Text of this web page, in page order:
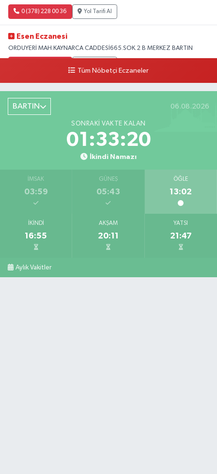
0 (378) 228 00 36 Yol Tarifi Al
Esen Eczanesi
ORDUYERİ MAH.KAYNARCA CADDESİ665.SOK.2 B MERKEZ BARTIN
Şiremirçavuş Mahallesi, Kırıkçı Zeliha Ana Sokak No:20 8 Merkez Bartın
0 (378) 227 85 45
Tüm Nöbetçi Eczaneler
BARTIN 06.08.2026
SONRAKI VAKTE KALAN
01:33:19
İkindi Namazı
İMSAK
03:59
GÜNEŞ
05:43
ÖĞLE
13:02
İKINDI
16:55
AKŞAM
20:11
YATSI
21:47
Aylık Vakitler